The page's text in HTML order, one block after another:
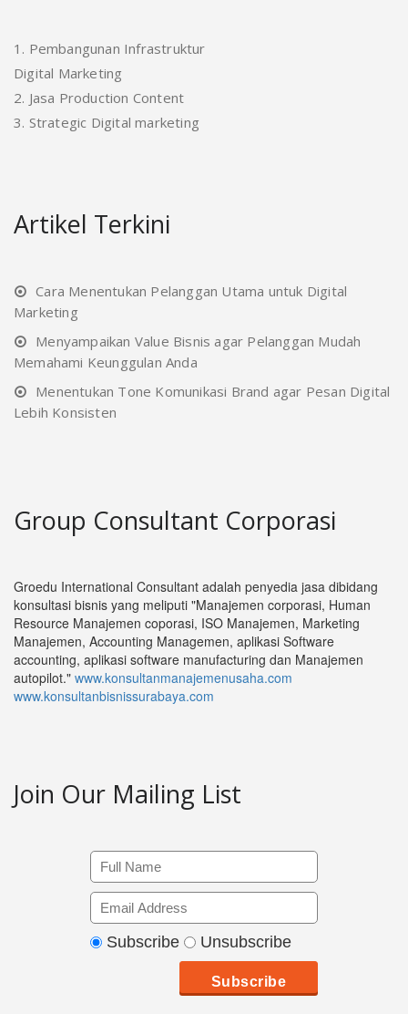
1. Pembangunan Infrastruktur
Digital Marketing
2. Jasa Production Content
3. Strategic Digital marketing
Artikel Terkini
Cara Menentukan Pelanggan Utama untuk Digital
Marketing
Menyampaikan Value Bisnis agar Pelanggan Mudah
Memahami Keunggulan Anda
Menentukan Tone Komunikasi Brand agar Pesan Digital
Lebih Konsisten
Group Consultant Corporasi
Groedu International Consultant adalah penyedia jasa dibidang
konsultasi bisnis yang meliputi "Manajemen corporasi, Human
Resource Manajemen coporasi, ISO Manajemen, Marketing
Manajemen, Accounting Managemen, aplikasi Software
accounting, aplikasi software manufacturing dan Manajemen
autopilot." www.konsultanmanajemenusaha.com
www.konsultanbisnissurabaya.com
Join Our Mailing List
Subscribe Unsubscribe